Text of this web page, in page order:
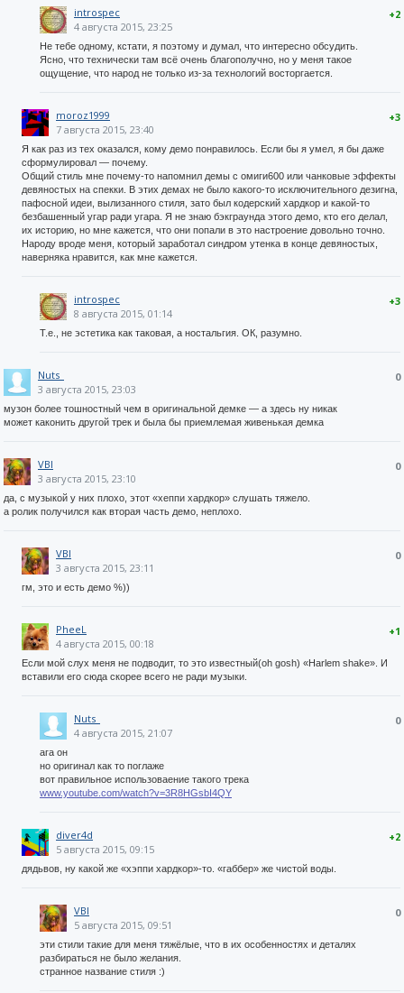
+2
introspec
4 августа 2015, 23:25
Не тебе одному, кстати, я поэтому и думал, что интересно обсудить.
Ясно, что технически там всё очень благополучно, но у меня такое
ощущение, что народ не только из-за технологий восторгается.
+3
moroz1999
7 августа 2015, 23:40
Я как раз из тех оказался, кому демо понравилось. Если бы я умел, я бы даже
сформулировал — почему.
Общий стиль мне почему-то напомнил демы с омиги600 или чанковые эффекты
девяностых на спекки. В этих демах не было какого-то исключительного дезигна,
пафосной идеи, вылизанного стиля, зато был кодерский хардкор и какой-то
безбашенный угар ради угара. Я не знаю бэкграунда этого демо, кто его делал,
их историю, но мне кажется, что они попали в это настроение довольно точно.
Народу вроде меня, который заработал синдром утенка в конце девяностых,
наверняка нравится, как мне кажется.
+3
introspec
8 августа 2015, 01:14
Т.е., не эстетика как таковая, а ностальгия. ОК, разумно.
0
Nuts_
3 августа 2015, 23:03
музон более тошностный чем в оригинальной демке — а здесь ну никак
может каконить другой трек и была бы приемлемая живенькая демка
0
VBI
3 августа 2015, 23:10
да, с музыкой у них плохо, этот «хеппи хардкор» слушать тяжело.
а ролик получился как вторая часть демо, неплохо.
0
VBI
3 августа 2015, 23:11
гм, это и есть демо %))
+1
PheeL
4 августа 2015, 00:18
Если мой слух меня не подводит, то это известный(oh gosh) «Harlem shake». И
вставили его сюда скорее всего не ради музыки.
0
Nuts_
4 августа 2015, 21:07
ага он
но оригинал как то поглаже
вот правильное использоваение такого трека
www.youtube.com/watch?v=3R8HGsbI4QY
+2
diver4d
5 августа 2015, 09:15
дядьвов, ну какой же «хэппи хардкор»-то. «габбер» же чистой воды.
0
VBI
5 августа 2015, 09:51
эти стили такие для меня тяжёлые, что в их особенностях и деталях
разбираться не было желания.
странное название стиля :)